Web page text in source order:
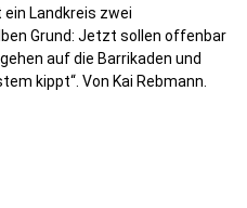
Landkreis zwei
Grund: Jetzt sollen offenbar
auf die Barrikaden und
kippt“. Von Kai Rebmann.